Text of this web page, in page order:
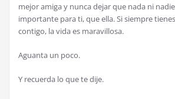
mejor amiga y nunca dejar que nada ni
importante para ti, que ella. Si siempre
contigo, la vida es maravillosa.
Aguanta un poco.
Y recuerda lo que te dije.